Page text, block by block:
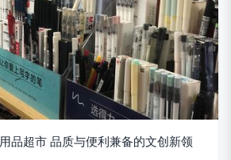
品超市 品质与便利兼备的文创新领